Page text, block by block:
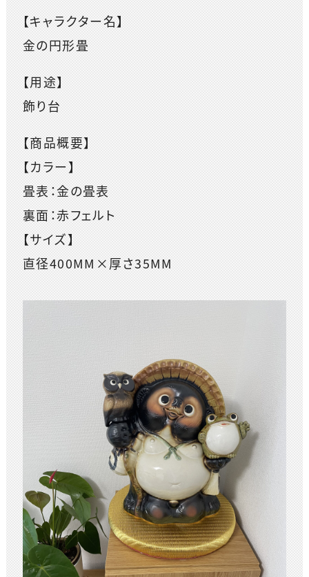
【キャラクター名】
金の円形畳
【用途】
飾り台
【商品概要】
【カラー】
畳表：金の畳表
裏面：赤フェルト
【サイズ】
直径400MM×厚さ35MM